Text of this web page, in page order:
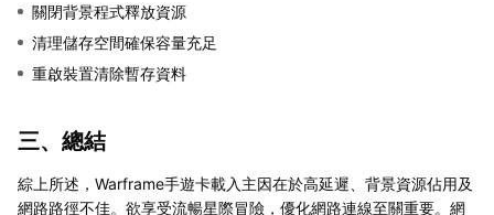
關閉背景程式釋放資源
清理儲存空間確保容量充足
重啟裝置清除暫存資料
三、總結
綜上所述，Warframe手遊卡載入主因在於高延遲、背景資源佔用及
網路路徑不佳。欲享受流暢星際冒險，優化網路連線至關重要。網